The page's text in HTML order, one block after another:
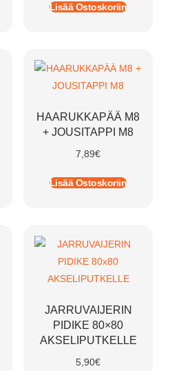
Lisää Ostoskoriin
HAARUKKAPÄÄ M8
+ JOUSITAPPI M8
7,89€
Lisää Ostoskoriin
JARRUVAIJERIN
PIDIKE 80×80
AKSELIPUTKELLE
5,90€